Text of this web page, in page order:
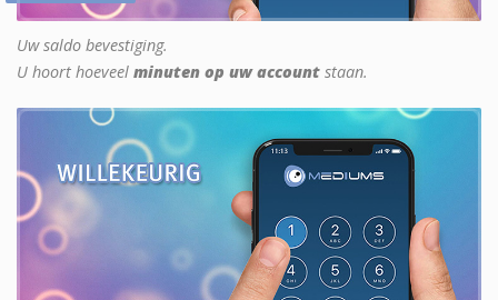
Uw saldo bevestiging.
U hoort hoeveel minuten op uw account staan.